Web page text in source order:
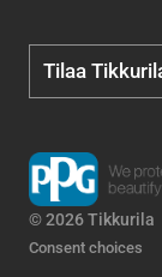
Tilaa
© 2026 Tikkurila
Consent choices